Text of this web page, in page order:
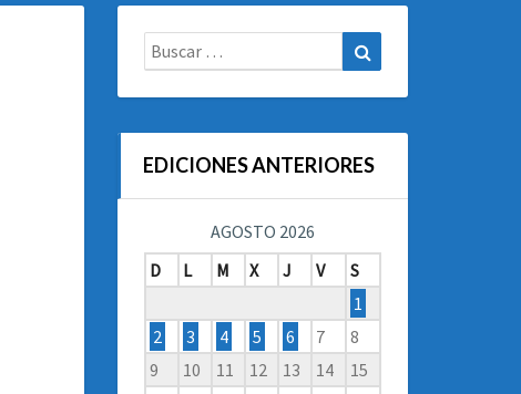
Buscar:
EDICIONES ANTERIORES
AGOSTO 2026
D
L M X J V
S
1
2
3 4 5 6 7
8
9
10 11 12 13 14
15